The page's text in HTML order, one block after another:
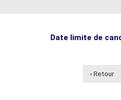
Date limite de
‹ Retour